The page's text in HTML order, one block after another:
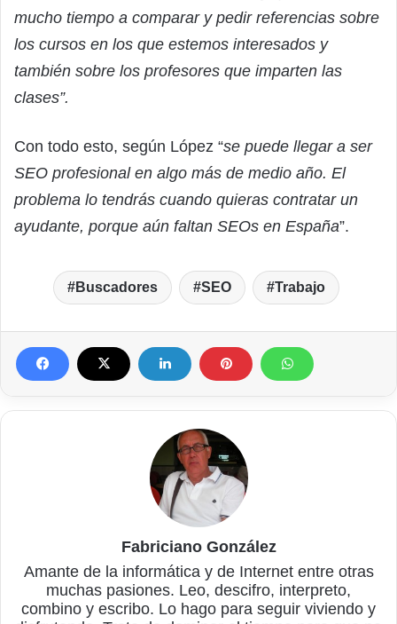
mucho tiempo a comparar y pedir referencias sobre
los cursos en los que estemos interesados y
también sobre los profesores que imparten las
clases”.
Con todo esto, según López “se puede llegar a ser
SEO profesional en algo más de medio año. El
problema lo tendrás cuando quieras contratar un
ayudante, porque aún faltan SEOs en España”.
Buscadores SEO Trabajo
Fabriciano González
Amante de la informática y de Internet entre otras
muchas pasiones. Leo, descifro, interpreto,
combino y escribo. Lo hago para seguir viviendo y